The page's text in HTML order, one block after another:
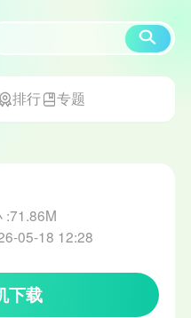
排行 专题
:71.86M
05-18 12:28
下载